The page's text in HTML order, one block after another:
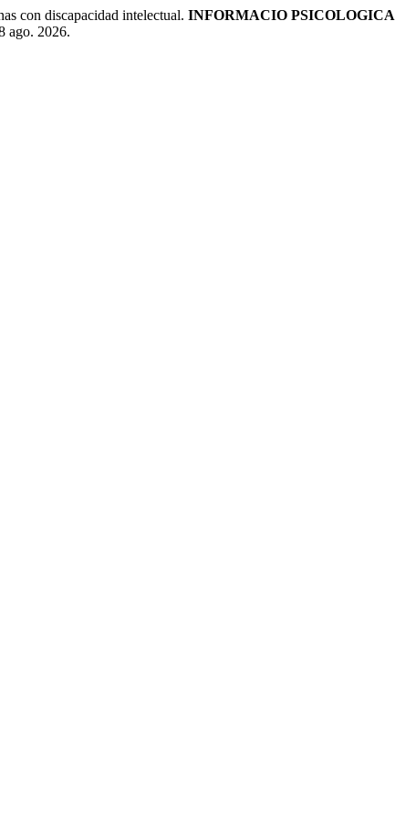
con discapacidad intelectual. INFORMACIO PSICOLOGICA
ago. 2026.